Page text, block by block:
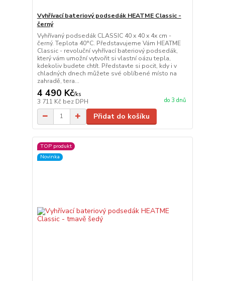
Vyhřívací bateriový podsedák HEATME Classic -
černý
Vyhřívaný podsedák CLASSIC 40 x 40 x 4x cm -
černý. Teplota 40°C. Představujeme Vám HEATME
Classic - revoluční vyhřívací bateriový podsedák,
který vám umožní vytvořit si vlastní oázu tepla,
kdekoliv budete chtít. Představte si pocit, kdy i v
chladných dnech můžete své oblíbené místo na
zahradě, tera...
4 490 Kč/ks
3 711 Kč bez DPH do 3 dnů
Přidat do košíku
TOP produkt
Novinka